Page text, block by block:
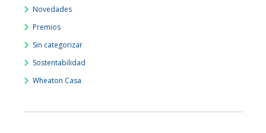
Novedades
Premios
Sin categorizar
Sostentabilidad
Wheaton Casa